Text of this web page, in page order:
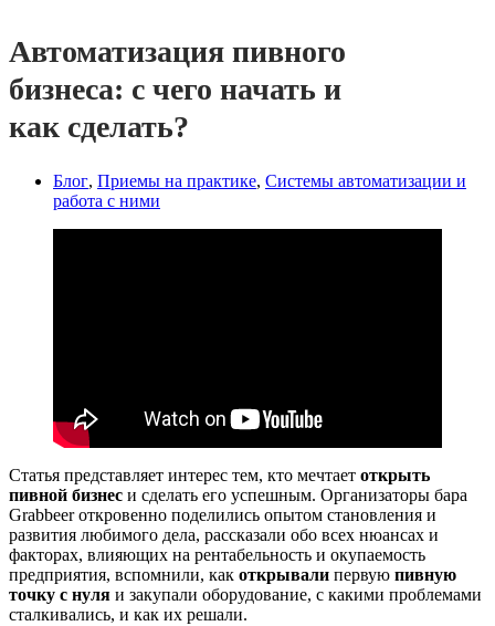
Автоматизация пивного
бизнеса: с чего начать и
как сделать?
Блог, Приемы на практике, Системы автоматизации и
работа с ними
Статья представляет интерес тем, кто мечтает открыть
пивной бизнес и сделать его успешным. Организаторы бара
Grabbeer откровенно поделились опытом становления и
развития любимого дела, рассказали обо всех нюансах и
факторах, влияющих на рентабельность и окупаемость
предприятия, вспомнили, как открывали первую пивную
точку с нуля и закупали оборудование, с какими проблемами
сталкивались, и как их решали.